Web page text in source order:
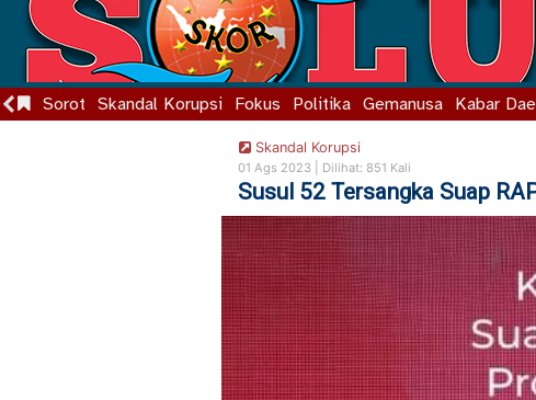
Sorot Skandal Korupsi Fokus Politika Gemanusa Kabar
Skandal Korupsi
01 Ags 2023 | Dilihat: 851 Kali
Susul 52 Tersangka Suap